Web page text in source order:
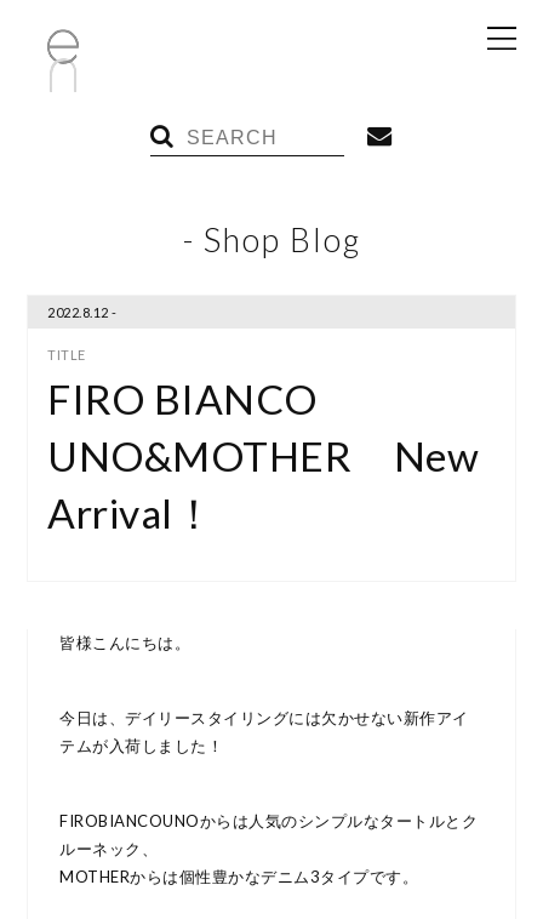
- Shop Blog
2022.8.12 -
FIRO BIANCO
UNO&MOTHER New
Arrival！
皆様こんにちは。
今日は、デイリースタイリングには欠かせない新作アイ
テムが入荷しました！
FIROBIANCOUNOからは人気のシンプルなタートルとク
ルーネック、
MOTHERからは個性豊かなデニム3タイプです。